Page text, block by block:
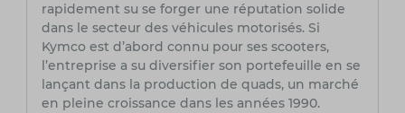
rapidement su se forger une réputation solide
dans le secteur des véhicules motorisés. Si
Kymco est d’abord connu pour ses scooters,
l’entreprise a su diversifier son portefeuille en se
lançant dans la production de quads, un marché
en pleine croissance dans les années 1990.